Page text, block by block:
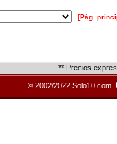
[Pág.
** Precios
© 2002/2022 Solo10.com